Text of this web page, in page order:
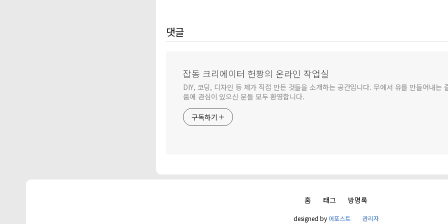
댓글
잡동 크리에이터 헌짱의 온라인 작업실
DIY, 코딩, 디자인 등 제가 직접 만든 것들을 소개하는 공간입니다. 무에서 유를 만들어내는
움에 관심이 있으신 분들 모두 환영합니다.
구독하기
홈 태그 방명록
designed by 어포스트 관리자